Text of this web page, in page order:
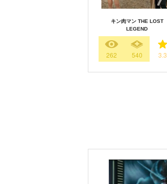
キン肉マン THE LOST
LEGEND
262 540 3.3